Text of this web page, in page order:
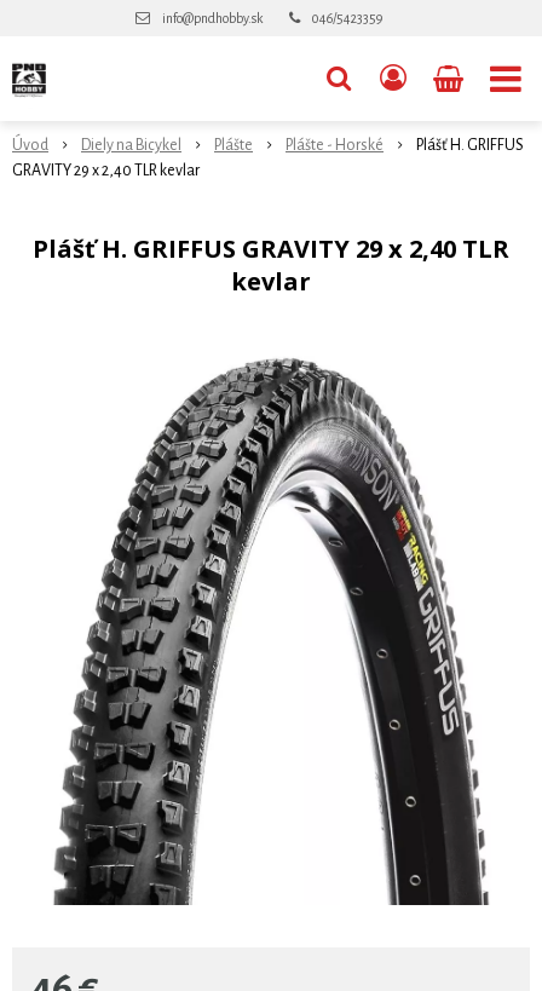
info@pndhobby.sk 046/5423359
Úvod Diely na Bicykel Plášte Plášte - Horské
Plášť H. GRIFFUS
GRAVITY 29 x 2,40 TLR kevlar
Plášť H. GRIFFUS GRAVITY 29 x 2,40 TLR
kevlar